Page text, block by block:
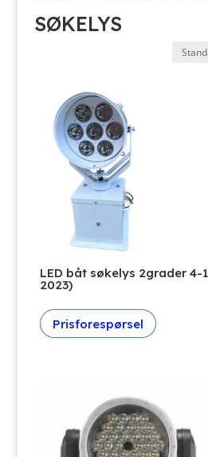
SØKELYS
LED båt søkelys 2grader 4-
2023)
Prisforespørsel